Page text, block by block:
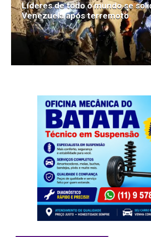
Líderes de todo o mundo se
Venezuela após terremoto